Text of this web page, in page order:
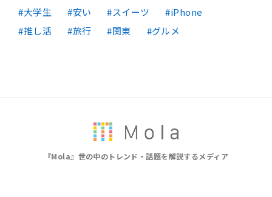
大学生
安い スイーツ
iPhone
推し活
旅行 関東 グルメ
『Mola』世の中のトレンド・話題を解説するメディア